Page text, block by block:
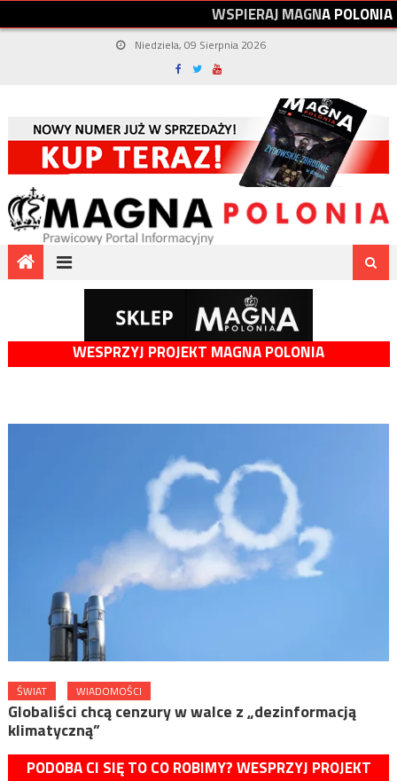
WSPIERAJMAGNAPOLONIA
Niedziela, 09 Sierpnia 2026
WESPRZYJ PROJEKT MAGNA POLONIA
ŚWIAT WIADOMOŚCI
Globaliści chcą cenzury w walce z „dezinformacją
klimatyczną”
PODOBA CI SIĘ TO CO ROBIMY? WESPRZYJ PROJEKT